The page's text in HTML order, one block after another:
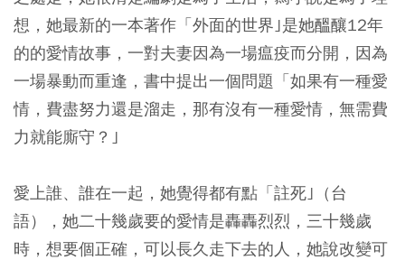
想，她最新的一本著作「外面的世界｣是她醞釀12年
的的愛情故事，一對夫妻因為一場瘟疫而分開，因為
一場暴動而重逢，書中提出一個問題「如果有一種愛
情，費盡努力還是溜走，那有沒有一種愛情，無需費
力就能廝守？｣
愛上誰、誰在一起，她覺得都有點「註死｣（台
語），她二十幾歲要的愛情是轟轟烈烈，三十幾歲
時，想要個正確，可以長久走下去的人，她說改變可